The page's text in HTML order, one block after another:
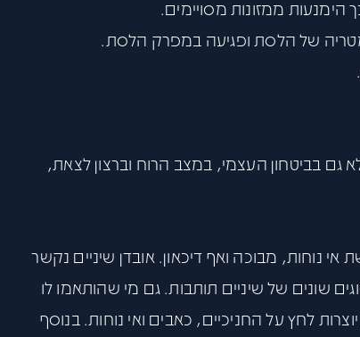
הימנעות ממזונות מסויימים.
של הלסת ופגיעה במפרק הלסת.
גם בביטחון העצמי, במצב הרוח וברצון לצאת,
נוחות, מבוכה ואף דיכאון. אובדן שיניים נקשר
שונים של שיניים תותבות. גם מי שהותאמו לו
לחץ על החניכיים, כאבים ואי נוחות. בנוסף